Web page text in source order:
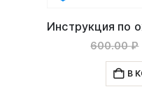
600.00₽
В